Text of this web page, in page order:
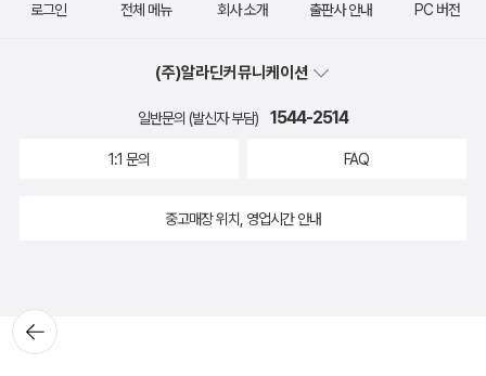
뒤로가
기
로그인 전체 메뉴 회사 소개 출판사 안내 PC 버전
(주)알라딘커뮤니케이션
일반문의 (발신자 부담) 1544-2514
1:1 문의 FAQ
중고매장 위치, 영업시간 안내